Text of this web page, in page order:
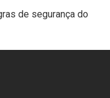
de segurança do